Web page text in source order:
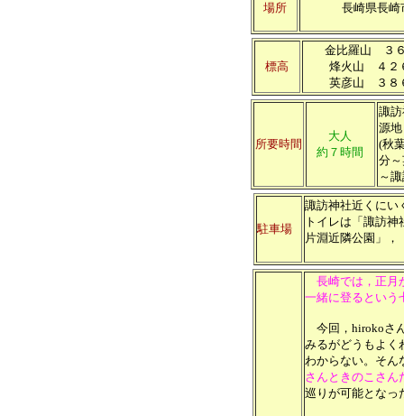
場所 長崎県長崎
標高
金比羅山 ３
烽火山 ４２
英彦山 ３８
所要時間
大人
約７時間
諏
源
(秋
分
～
駐車場
諏訪神社近くにい
トイレは「諏訪
片淵近隣公園」，
長崎では，正月
一緒に登るという
今回，hirokoさ
みるがどうもよく
わからない。そん
さんときのこさん
巡りが可能となっ